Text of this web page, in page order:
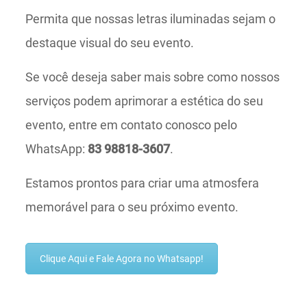
Permita que nossas letras iluminadas sejam o
destaque visual do seu evento.
Se você deseja saber mais sobre como nossos
serviços podem aprimorar a estética do seu
evento, entre em contato conosco pelo
WhatsApp: 83 98818-3607.
Estamos prontos para criar uma atmosfera
memorável para o seu próximo evento.
Clique Aqui e Fale Agora no Whatsapp!